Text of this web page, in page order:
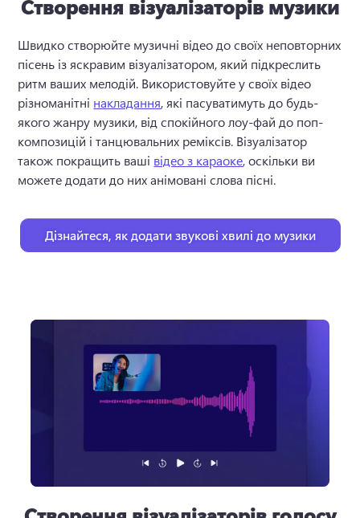
Створення візуалізаторів музики
Швидко створюйте музичні відео до своїх неповторних
пісень із яскравим візуалізатором, який підкреслить
ритм ваших мелодій. Використовуйте у своїх відео
різноманітні накладання, які пасуватимуть до будь-
якого жанру музики, від спокійного лоу-фай до поп-
композицій і танцювальних реміксів. Візуалізатор
також покращить ваші відео з караоке, оскільки ви
можете додати до них анімовані слова пісні.
Дізнайтеся, як додати звукові хвилі до музики